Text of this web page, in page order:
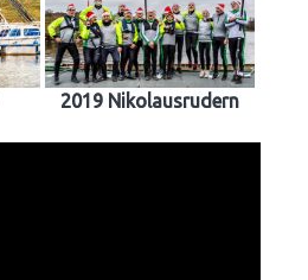
2019 Nikolausrudern